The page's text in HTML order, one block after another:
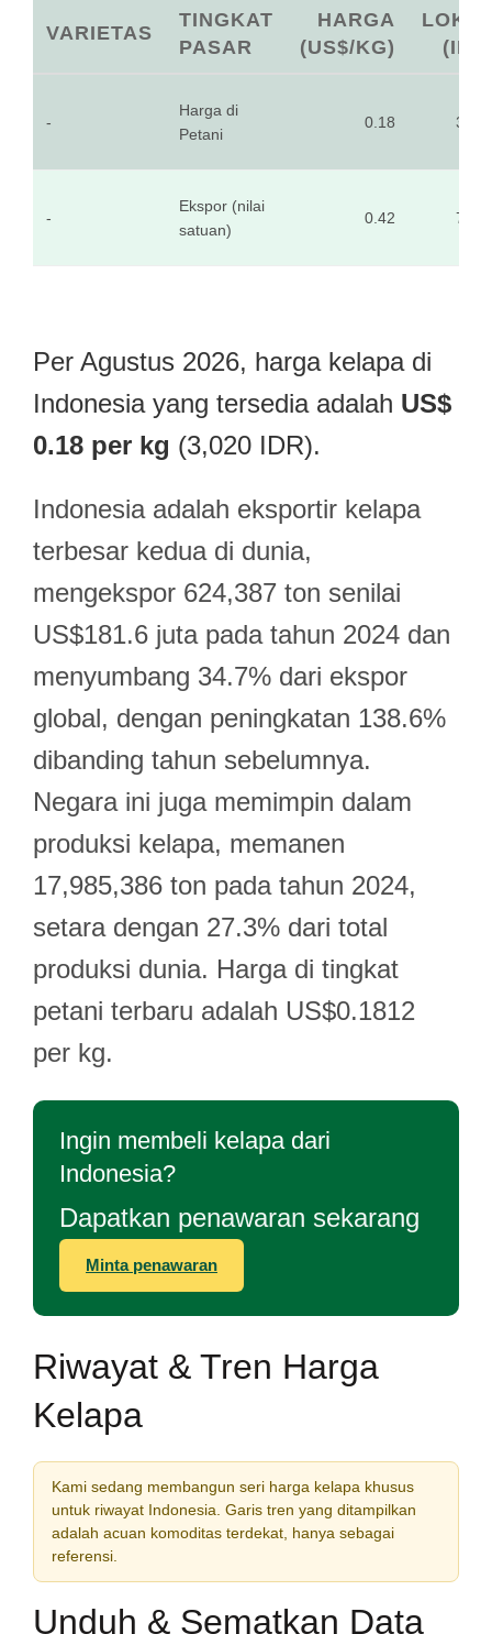
VARIETAS
TINGKAT
PASAR
HARGA
(US$/KG)
-
Harga di
Petani
0.18
-
Ekspor (nilai
satuan)
0.42
Per Agustus 2026, harga kelapa di
Indonesia yang tersedia adalah US$
0.18 per kg (3,020 IDR).
Indonesia adalah eksportir kelapa
terbesar kedua di dunia,
mengekspor 624,387 ton senilai
US$181.6 juta pada tahun 2024 dan
menyumbang 34.7% dari ekspor
global, dengan peningkatan 138.6%
dibanding tahun sebelumnya.
Negara ini juga memimpin dalam
produksi kelapa, memanen
17,985,386 ton pada tahun 2024,
setara dengan 27.3% dari total
produksi dunia. Harga di tingkat
petani terbaru adalah US$0.1812
per kg.
Ingin membeli kelapa dari
Indonesia?
Dapatkan penawaran sekarang
Minta penawaran
Riwayat & Tren Harga
Kelapa
Kami sedang membangun seri harga kelapa khusus
untuk riwayat Indonesia. Garis tren yang ditampilkan
adalah acuan komoditas terdekat, hanya sebagai
referensi.
Unduh & Sematkan Data